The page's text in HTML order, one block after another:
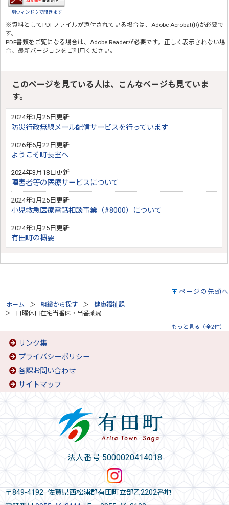
別ウィンドウで開きます
※資料としてPDFファイルが添付されている場合は、 Adobe Acrobat(R)が必要で
す。
PDF書類をご覧になる場合は、 Adobe Readerが必要です。正しく表示されない場
合、最新バージョンをご利用ください。
このページを見ている人は、こんなページも見ていま
す。
2024年3月25日更新
防災行政無線メール配信サービスを行っています
2026年6月22日更新
ようこそ町長室へ
2024年3月18日更新
障害者等の医療サービスについて
2024年3月25日更新
小児救急医療電話相談事業（#8000）について
2024年3月25日更新
有田町の概要
ページの先頭へ
ホーム 組織から探す
健康福祉課
日曜休日在宅当番医・当番薬局
もっと見る（全2件）
リンク集
プライバシーポリシー
各課お問い合わせ
サイトマップ
法人番号 5000020414018
〒849-4192 佐賀県西松浦郡有田町立部乙2202番地